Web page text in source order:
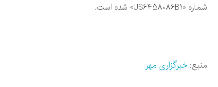
شماره «US6458086B1» شده است.
منبع:خبرگزاری مهر